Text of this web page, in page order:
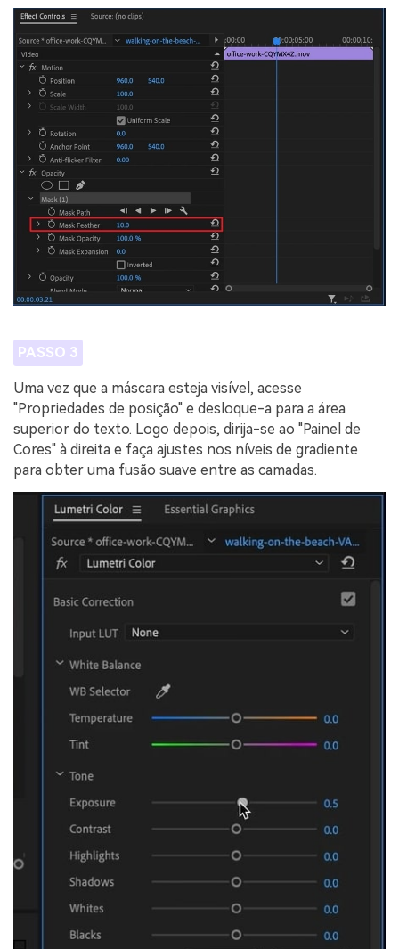
PASSO 3
Uma vez que a máscara esteja visível, acesse
"Propriedades de posição" e desloque-a para a área
superior do texto. Logo depois, dirija-se ao "Painel de
Cores" à direita e faça ajustes nos níveis de gradiente
para obter uma fusão suave entre as camadas.